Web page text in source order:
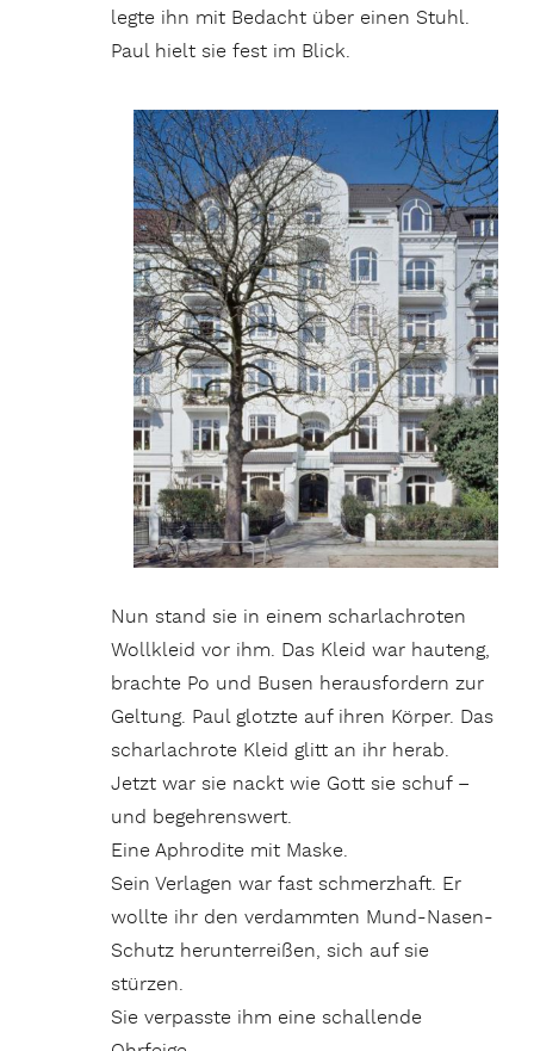
legte ihn mit Bedacht über einen Stuhl.
Paul hielt sie fest im Blick.
Nun stand sie in einem scharlachroten
Wollkleid vor ihm. Das Kleid war hauteng,
brachte Po und Busen herausfordern zur
Geltung. Paul glotzte auf ihren Körper. Das
scharlachrote Kleid glitt an ihr herab.
Jetzt war sie nackt wie Gott sie schuf –
und begehrenswert.
Eine Aphrodite mit Maske.
Sein Verlagen war fast schmerzhaft. Er
wollte ihr den verdammten Mund-Nasen-
Schutz herunterreißen, sich auf sie
stürzen.
Sie verpasste ihm eine schallende